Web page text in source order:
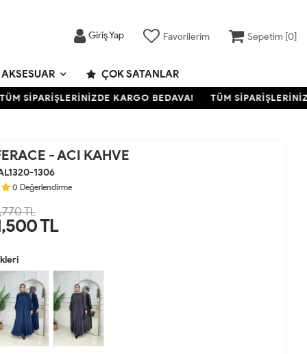
Giriş Yap Favorilerim Sepetim [0]
AKSESUAR ÇOK SATANLAR
SİPARİŞLERİNİZDE KARGO BEDAVA! TÜM
- ACI KAHVE
1306
0 Değerlendirme
TL
TL